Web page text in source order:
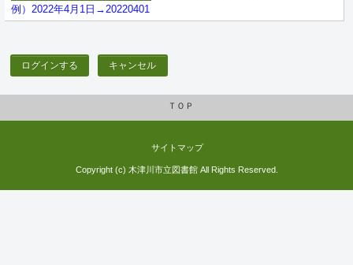
例）2022年4月1日→20220401
ログインする キャンセル
ＴＯＰ
サイトマップ
Copyright (c) 木津川市立図書館 All Rights Reserved.